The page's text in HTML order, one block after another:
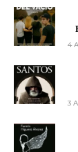
4
3